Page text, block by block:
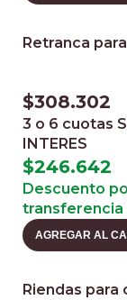
Retranca
$308.302
3 o 6 cuotas
INTERES
$246.642
Descuento
transferencia
AGREGAR AL
Riendas para